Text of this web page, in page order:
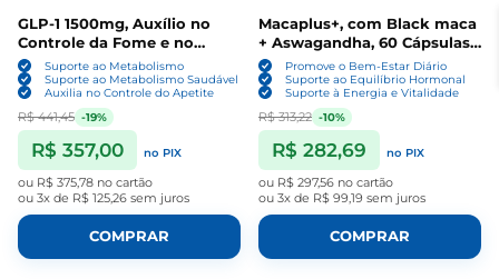
GLP-1 1500mg, Auxílio no
Controle da Fome e no
Metabolismo, 60 Cápsulas,
Plus+Ultra
Suporte ao Metabolismo
Suporte ao Metabolismo Saudável
Auxilia no Controle do Apetite
R$ 441,45 -19%
R$ 357,00 no PIX
ou R$ 375,78 no cartão
ou 3x de R$ 125,26 sem juros
COMPRAR
Macaplus+, com Black maca
+ Aswagandha, 60 Cápsulas,
Plus+Ultra
Promove o Bem-Estar Diário
Suporte ao Equilíbrio Hormonal
Suporte à Energia e Vitalidade
R$ 313,22 -10%
R$ 282,69 no PIX
ou R$ 297,56 no cartão
ou 3x de R$ 99,19 sem juros
COMPRAR